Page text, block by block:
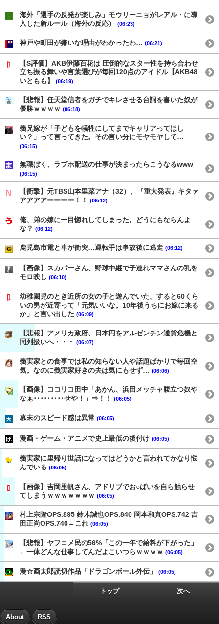
海外「選手の反発が楽しみ」モウリーニョがレアル・に導
入した新ルール（海外の反応）
(06:23)
神戸や町田が嫌いな理由がわかったわ… (06:21)
【S評価】AKB伊藤百花は 圧倒的なスター性を持ち合わせ
立ち振る舞いや言葉選びが毎回120点のアイドル【AKB48
いともも】
(06:19)
【悲報】任天堂信者をガチでキレさせる台詞を書いた奴が
優勝ｗｗｗｗ (06:18)
義兄嫁が「子どもを犠牲にしてまでキャリアってほし
い？」って言ってきた。その言い分にモヤモヤして…
(06:15)
無職ぼく、ラブホ配送の仕事が決まったらこうなるwww
(06:15)
【衝撃】元TBS山本里菜アナ（32）、『重大発表』キタァ
アアアアーーーー！！
(06:12)
俺、弟の嫁に一目惚れしてしまった。どうにもならんよ
な？ (06:12)
鹿児島市電と車が衝突…運転手は事故後に逃走 (06:12)
【画像】スカパーさん、野球中継で子連れママさんの乳を
モロ映し (06:10)
幼稚園児のとき近所の女の子と遊んでいた。すると60くら
いの男が近寄って「元気いいな。10年後うちにお嫁に来る
か」と言い出した (06:09)
【悲報】アメリカ政府、日本円をアルゼンチン通貨危機と
同列扱いへ・・・
(06:07)
義実家との食事では私の知らない人や話題ばかりで毎回空
気。なのに義実家好きの夫は気にもせず… (06:06)
【画像】ココリコ田中「あかん、浜田メッチャ腹立つ奴や
なぁ･････････せや！」⇒！！
(06:05)
幕末のスピード感は異常 (06:05)
漫画・ゲーム・アニメで史上最低の後付け (06:05)
義実家に里帰り世話になってはどうかと言われてかなり悩
んでいる (06:05)
【画像】吉岡里帆さん、アドリブでお○ぱいを自ら触らせ
てしまうｗｗｗｗｗｗｗ (06:05)
村上宗隆OPS.895 鈴木誠也OPS.840 岡本和真OPS.742 吉
田正尚OPS.740←これ (06:05)
【悲報】ヤフコメ民の56%「この一年で給料が下がった」
←一体どんな仕事してんだよこいつらｗｗｗｗ (06:05)
漫☆画太郎読切作品「ドラゴンボール外伝」 (06:05)
トップ 次へ
About RSS